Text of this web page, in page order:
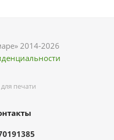
2014-2026
печати